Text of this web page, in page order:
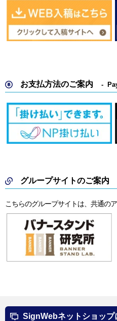
お支払方法のご案内
グループサイトのご案内
こちらのグループサイトは、共通の
SignWebネットショップ